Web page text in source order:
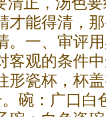
才能得清，
。一、审评
客观的条件
形瓷杯，杯
碗：广口白